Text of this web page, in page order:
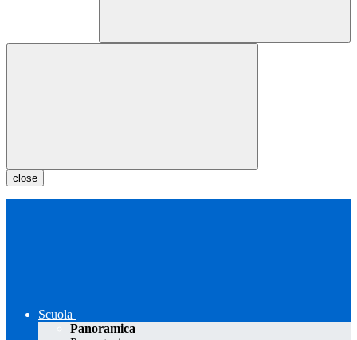
close
Scuola
Panoramica